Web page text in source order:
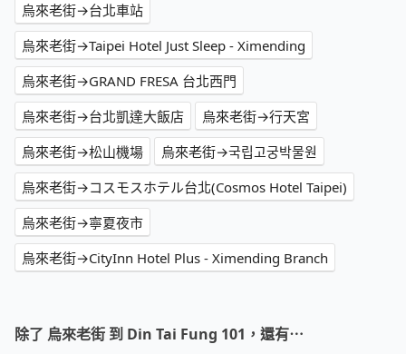
烏來老街→台北車站
烏來老街→Taipei Hotel Just Sleep - Ximending
烏來老街→GRAND FRESA 台北西門
烏來老街→台北凱達大飯店
烏來老街→行天宮
烏來老街→松山機場
烏來老街→국립고궁박물원
烏來老街→コスモスホテル台北(Cosmos Hotel Taipei)
烏來老街→寧夏夜市
烏來老街→CityInn Hotel Plus - Ximending Branch
除了 烏來老街 到 Din Tai Fung 101，還有⋯